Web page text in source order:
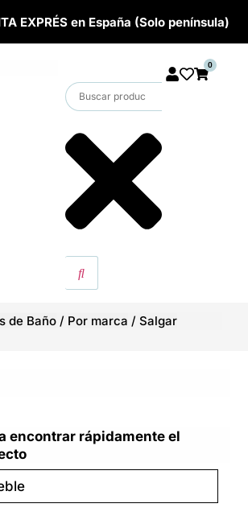
EXPRÉS en España (Solo península)
0
de Baño / Por marca /Salgar
encontrar rápidamente el